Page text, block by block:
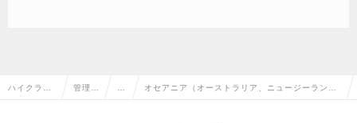
ハイクラス 管理部 オセアニア（オーストラリア、ニュージーランド